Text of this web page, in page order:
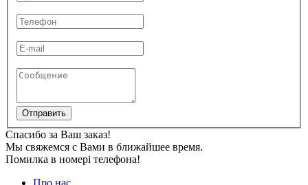
Отправить
Спасибо за Ваш заказ!
Мы свяжемся с Вами в ближайшее время.
Помилка в номері телефона!
Про нас